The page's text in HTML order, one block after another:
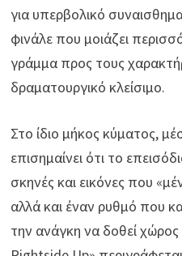
για υπερβολικό
φινάλε που μοιάζει
γράμμα προς τους
δραματουργικό κλείσιμο.
Στο ίδιο μήκος κύματος,
επισημαίνει ότι το
σκηνές και εικόνες που
αλλά και έναν ρυθμό που
την ανάγκη να δοθεί